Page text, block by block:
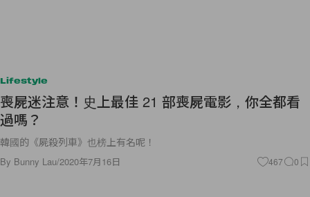
Lifestyle
喪屍迷注意！史上最佳 21 部喪屍電影，你全都看
過嗎？
韓國的《屍殺列車》也榜上有名呢！
By Bunny Lau/2020年7月16日 467 0